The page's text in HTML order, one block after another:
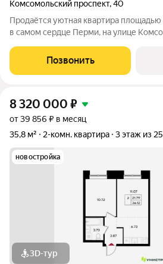
Комсомольский проспект,40
Продаётся уютная квартира
в самом сердце Перми, на улице
кирпичного дома 1960 года постройки,
квартира обладает жилой
Позвонить
8 320 000 ₽
от 39 856 ₽ в месяц
35,8 м²
2-комн. квартира 3 этаж из 25
новостройка
3D-тур